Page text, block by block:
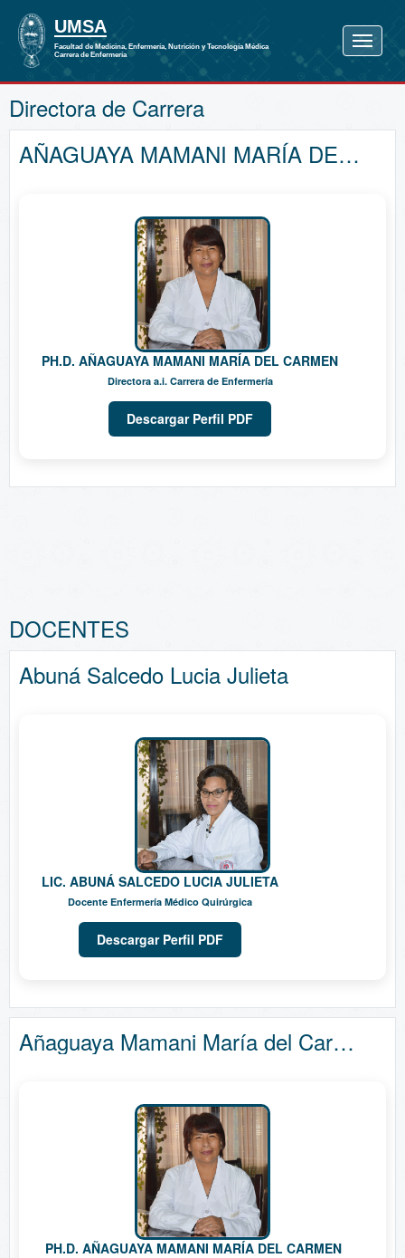
Directora de Carrera
AÑAGUAYA MAMANI MARÍA DEL CARMEN
PH.D. AÑAGUAYA MAMANI MARÍA DEL CARMEN
Directora a.i. Carrera de Enfermería
Descargar Perfil PDF
DOCENTES
Abuná Salcedo Lucia Julieta
LIC. ABUNÁ SALCEDO LUCIA JULIETA
Docente Enfermería Médico Quirúrgica
Descargar Perfil PDF
Añaguaya Mamani María del Carmen
PH.D. AÑAGUAYA MAMANI MARÍA DEL CARMEN